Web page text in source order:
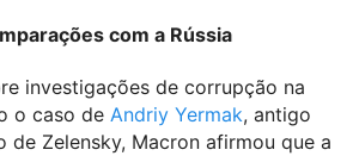
com a Rússia
investigações de corrupção na
o caso de Andriy Yermak, antigo
de Zelensky, Macron afirmou que a